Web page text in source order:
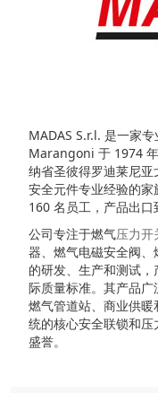
MADAS S.r.l. 是一家
Marangoni 于 1974
纳省圣彼得罗迪莱尼
安全元件专业经验的
160 名员工，产品出口
公司专注于燃气压力开
器、燃气电磁安全阀
的研发、生产和测试
际质量标准。其产品广
燃气管道站、商业供
统的核心安全联锁和
盛誉。